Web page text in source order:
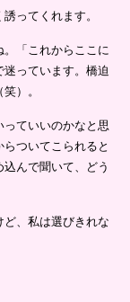
ってくれます。
「これからここに
っています。橋迫
）。
ていいのかなと思
ついてこられると
んで聞いて、どう
、私は選びきれな